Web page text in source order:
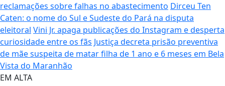
reclamações sobre falhas no abastecimento Dirceu Ten
Caten: o nome do Sul e Sudeste do Pará na disputa
eleitoral Vini Jr. apaga publicações do Instagram e desperta
curiosidade entre os fãs Justiça decreta prisão preventiva
de mãe suspeita de matar filha de 1 ano e 6 meses em Bela
Vista do Maranhão
EM ALTA